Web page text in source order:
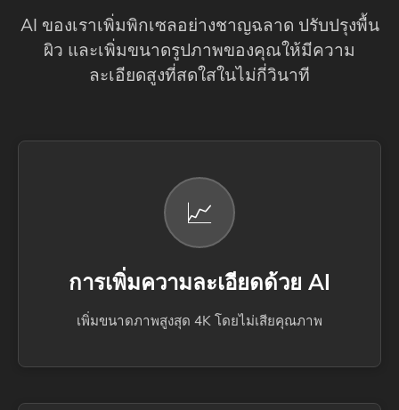
AI ของเราเพิ่มพิกเซลอย่างชาญฉลาด ปรับปรุงพื้น
ผิว และเพิ่มขนาดรูปภาพของคุณให้มีความ
ละเอียดสูงที่สดใสในไม่กี่วินาที
📈
การเพิ่มความละเอียดด้วย AI
เพิ่มขนาดภาพสูงสุด 4K โดยไม่เสียคุณภาพ